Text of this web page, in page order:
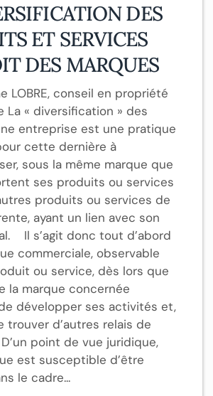
DES
ET SERVICES
DES MARQUES
LOBRE, conseil en propriété
La « diversification » des
entreprise est une pratique
cette dernière à
sous la même marque que
ses produits ou services
produits ou services de
ayant un lien avec son
Il s’agit donc tout d’abord
commerciale, observable
ou service, dès lors que
la marque concernée
développer ses activités et,
trouver d’autres relais de
point de vue juridique,
est susceptible d’être
le cadre...